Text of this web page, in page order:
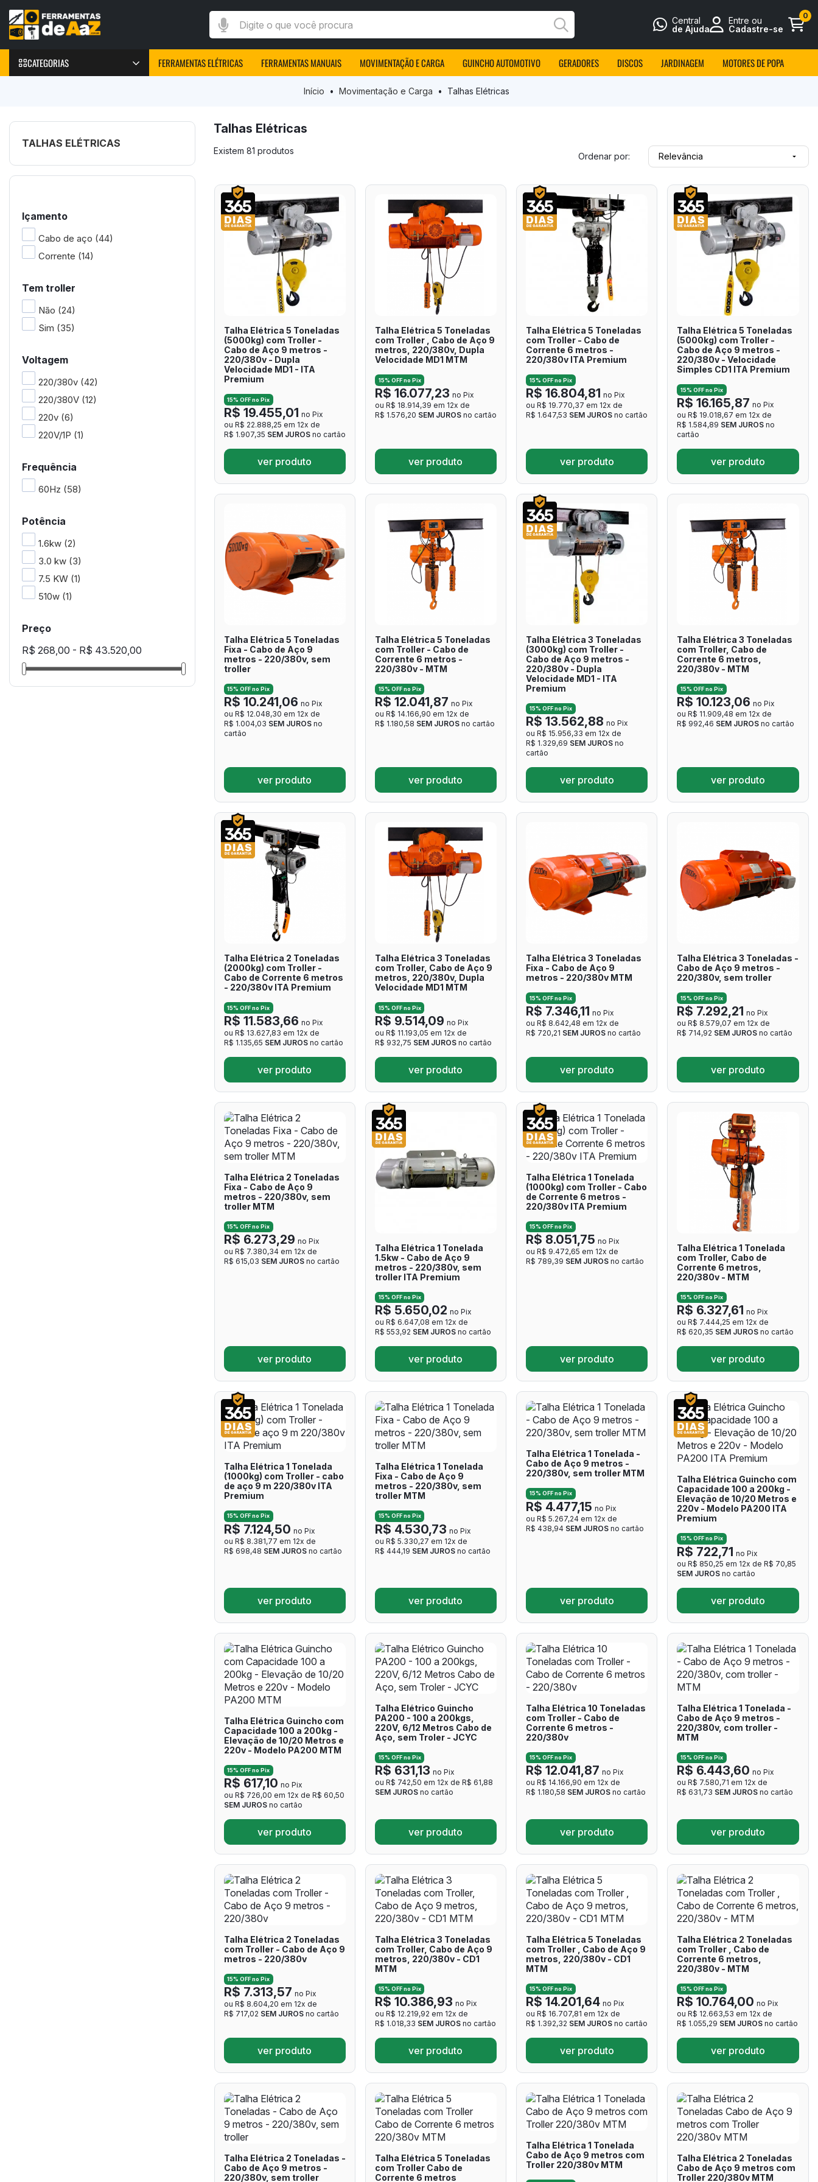
Digite o que você procura
Busca
Central
de Ajuda
Entre ou
Cadastre-se
0
CATEGORIAS
Parafusadeiras Elétricas
Chave de Impacto
Peças e Acessórios
FERRAMENTAS ELÉTRICAS FERRAMENTAS MANUAIS MOVIMENTAÇÃO E CARGA GUINCHO AUTOMOTIVO GERADORES DISCOS JARDINAGEM MOTORES DE POPA
Início Movimentação e Carga Talhas Elétricas
TALHAS ELÉTRICAS
Içamento
Cabo de aço (44)
Corrente (14)
Tem troller
Não (24)
Sim (35)
Voltagem
220/380v (42)
220/380V (12)
220v (6)
220V/1P (1)
Frequência
60Hz (58)
Potência
1.6kw (2)
3.0 kw (3)
7.5 KW (1)
510w (1)
Preço
R$ 268,00 - R$ 43.520,00
Talhas Elétricas
Existem 81 produtos
Ordenar por: Relevância 
Talha Elétrica 5 Toneladas
(5000kg) com Troller -
Cabo de Aço 9 metros -
220/380v - Dupla
Velocidade MD1 - ITA
Premium
15% OFF no Pix
R$ 19.455,01 no Pix
ou R$ 22.888,25 em 12x de
R$ 1.907,35 SEM JUROSno cartão
ver produto
Talha Elétrica 5 Toneladas
com Troller , Cabo de Aço 9
metros, 220/380v, Dupla
Velocidade MD1 MTM
15% OFF no Pix
R$ 16.077,23 no Pix
ou R$ 18.914,39 em 12x de
R$ 1.576,20 SEM JUROSno cartão
ver produto
Talha Elétrica 5 Toneladas
com Troller - Cabo de
Corrente 6 metros -
220/380v ITA Premium
15% OFF no Pix
R$ 16.804,81 no Pix
ou R$ 19.770,37 em 12x de
R$ 1.647,53 SEM JUROS no cartão
ver produto
Talha Elétrica 5 Toneladas
(5000kg) com Troller -
Cabo de Aço 9 metros -
220/380v - Velocidade
Simples CD1 ITA Premium
15% OFF no Pix
R$ 16.165,87 no Pix
ou R$ 19.018,67 em 12x de
R$ 1.584,89 SEM JUROS no
cartão
ver produto
Talha Elétrica 5 Toneladas
Fixa - Cabo de Aço 9
metros - 220/380v, sem
troller
15% OFF no Pix
R$ 10.241,06 no Pix
ou R$ 12.048,30 em 12x de
R$ 1.004,03 SEM JUROSno
cartão
ver produto
Talha Elétrica 5 Toneladas
com Troller - Cabo de
Corrente 6 metros -
220/380v - MTM
15% OFF no Pix
R$ 12.041,87 no Pix
ou R$ 14.166,90 em 12x de
R$ 1.180,58 SEM JUROSno cartão
ver produto
Talha Elétrica 3 Toneladas
(3000kg) com Troller -
Cabo de Aço 9 metros -
220/380v - Dupla
Velocidade MD1 - ITA
Premium
15% OFF no Pix
R$ 13.562,88 no Pix
ou R$ 15.956,33 em 12x de
R$ 1.329,69 SEM JUROS no
cartão
ver produto
Talha Elétrica 3 Toneladas
com Troller, Cabo de
Corrente 6 metros,
220/380v - MTM
15% OFF no Pix
R$ 10.123,06 no Pix
ou R$ 11.909,48 em 12x de
R$ 992,46 SEM JUROS no cartão
ver produto
Talha Elétrica 2 Toneladas
(2000kg) com Troller -
Cabo de Corrente 6 metros
- 220/380v ITA Premium
15% OFF no Pix
R$ 11.583,66 no Pix
ou R$ 13.627,83 em 12x de
R$ 1.135,65 SEM JUROSno cartão
ver produto
Talha Elétrica 3 Toneladas
com Troller, Cabo de Aço 9
metros, 220/380v, Dupla
Velocidade MD1 MTM
15% OFF no Pix
R$ 9.514,09 no Pix
ou R$ 11.193,05 em 12x de
R$ 932,75 SEM JUROSno cartão
ver produto
Talha Elétrica 3 Toneladas
Fixa - Cabo de Aço 9
metros - 220/380v MTM
15% OFF no Pix
R$ 7.346,11 no Pix
ou R$ 8.642,48 em 12x de
R$ 720,21 SEM JUROS no cartão
ver produto
Talha Elétrica 3 Toneladas -
Cabo de Aço 9 metros -
220/380v, sem troller
15% OFF no Pix
R$ 7.292,21 no Pix
ou R$ 8.579,07 em 12x de
R$ 714,92 SEM JUROS no cartão
ver produto
Talha Elétrica 2 Toneladas
Fixa - Cabo de Aço 9
metros - 220/380v, sem
troller MTM
15% OFF no Pix
R$ 6.273,29 no Pix
ou R$ 7.380,34 em 12x de
R$ 615,03 SEM JUROSno cartão
ver produto
Talha Elétrica 1 Tonelada
1.5kw - Cabo de Aço 9
metros - 220/380v, sem
troller ITA Premium
15% OFF no Pix
R$ 5.650,02 no Pix
ou R$ 6.647,08 em 12x de
R$ 553,92 SEM JUROSno cartão
ver produto
Talha Elétrica 1 Tonelada
(1000kg) com Troller - Cabo
de Corrente 6 metros -
220/380v ITA Premium
15% OFF no Pix
R$ 8.051,75 no Pix
ou R$ 9.472,65 em 12x de
R$ 789,39 SEM JUROS no cartão
ver produto
Talha Elétrica 1 Tonelada
com Troller, Cabo de
Corrente 6 metros,
220/380v - MTM
15% OFF no Pix
R$ 6.327,61 no Pix
ou R$ 7.444,25 em 12x de
R$ 620,35 SEM JUROS no cartão
ver produto
Talha Elétrica 1 Tonelada
(1000kg) com Troller - cabo
de aço 9 m 220/380v ITA
Premium
15% OFF no Pix
R$ 7.124,50 no Pix
ou R$ 8.381,77 em 12x de
R$ 698,48 SEM JUROSno cartão
ver produto
Talha Elétrica 1 Tonelada
Fixa - Cabo de Aço 9
metros - 220/380v, sem
troller MTM
15% OFF no Pix
R$ 4.530,73 no Pix
ou R$ 5.330,27 em 12x de
R$ 444,19 SEM JUROSno cartão
ver produto
Talha Elétrica 1 Tonelada -
Cabo de Aço 9 metros -
220/380v, sem troller MTM
15% OFF no Pix
R$ 4.477,15 no Pix
ou R$ 5.267,24 em 12x de
R$ 438,94 SEM JUROS no cartão
ver produto
Talha Elétrica Guincho com
Capacidade 100 a 200kg -
Elevação de 10/20 Metros e
220v - Modelo PA200 ITA
Premium
15% OFF no Pix
R$ 722,71 no Pix
ou R$ 850,25 em 12x de R$ 70,85
SEM JUROS no cartão
ver produto
Talha Elétrica Guincho com
Capacidade 100 a 200kg -
Elevação de 10/20 Metros e
220v - Modelo PA200 MTM
15% OFF no Pix
R$ 617,10 no Pix
ou R$ 726,00 em 12x de R$ 60,50
SEM JUROSno cartão
ver produto
Talha Elétrico Guincho
PA200 - 100 a 200kgs,
220V, 6/12 Metros Cabo de
Aço, sem Troler - JCYC
15% OFF no Pix
R$ 631,13 no Pix
ou R$ 742,50 em 12x de R$ 61,88
SEM JUROSno cartão
ver produto
Talha Elétrica 10 Toneladas
com Troller - Cabo de
Corrente 6 metros -
220/380v
15% OFF no Pix
R$ 12.041,87 no Pix
ou R$ 14.166,90 em 12x de
R$ 1.180,58 SEM JUROS no cartão
ver produto
Talha Elétrica 1 Tonelada -
Cabo de Aço 9 metros -
220/380v, com troller -
MTM
15% OFF no Pix
R$ 6.443,60 no Pix
ou R$ 7.580,71 em 12x de
R$ 631,73 SEM JUROS no cartão
ver produto
Talha Elétrica 2 Toneladas
com Troller - Cabo de Aço 9
metros - 220/380v
15% OFF no Pix
R$ 7.313,57 no Pix
ou R$ 8.604,20 em 12x de
R$ 717,02 SEM JUROSno cartão
ver produto
Talha Elétrica 3 Toneladas
com Troller, Cabo de Aço 9
metros, 220/380v - CD1
MTM
15% OFF no Pix
R$ 10.386,93 no Pix
ou R$ 12.219,92 em 12x de
R$ 1.018,33 SEM JUROSno cartão
ver produto
Talha Elétrica 5 Toneladas
com Troller , Cabo de Aço 9
metros, 220/380v - CD1
MTM
15% OFF no Pix
R$ 14.201,64 no Pix
ou R$ 16.707,81 em 12x de
R$ 1.392,32 SEM JUROS no cartão
ver produto
Talha Elétrica 2 Toneladas
com Troller , Cabo de
Corrente 6 metros,
220/380v - MTM
15% OFF no Pix
R$ 10.764,00 no Pix
ou R$ 12.663,53 em 12x de
R$ 1.055,29 SEM JUROS no cartão
ver produto
Talha Elétrica 2 Toneladas -
Cabo de Aço 9 metros -
220/380v, sem troller
Talha Elétrica 5 Toneladas
com Troller Cabo de
Corrente 6 metros
Talha Elétrica 1 Tonelada
Cabo de Aço 9 metros com
Troller 220/380v MTM
Talha Elétrica 2 Toneladas
Cabo de Aço 9 metros com
Troller 220/380v MTM